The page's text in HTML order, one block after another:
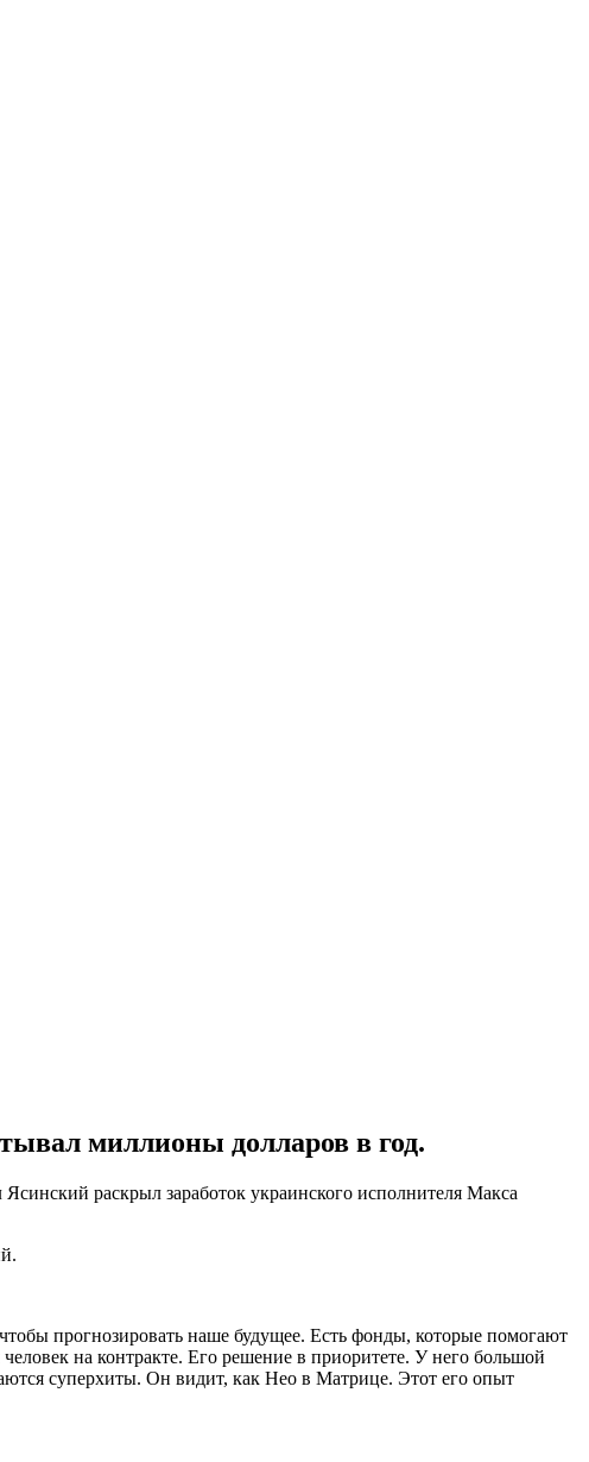
миллионы долларов в год.
раскрыл заработок украинского исполнителя Макса
прогнозировать наше будущее. Есть фонды, которые помогают
на контракте. Его решение в приоритете. У него большой
суперхиты. Он видит, как Нео в Матрице. Этот его опыт